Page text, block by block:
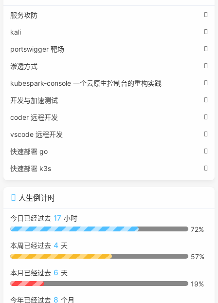
服务攻防
kali
portswigger 靶场
渗透方式
kubespark-console 一个云原生控制台的重构实践
开发与加速测试
coder 远程开发
vscode 远程开发
快速部署 go
快速部署 k3s
人生倒计时
今日已经过去 17 小时
72%
本周已经过去 4 天
57%
本月已经过去 6 天
19%
今年已经过去 8 个月